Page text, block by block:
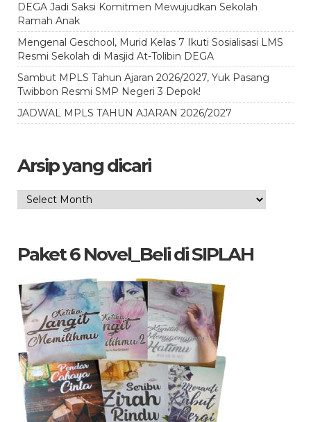
DEGA Jadi Saksi Komitmen Mewujudkan Sekolah
Ramah Anak
Mengenal Geschool, Murid Kelas 7 Ikuti Sosialisasi LMS
Resmi Sekolah di Masjid At-Tolibin DEGA
Sambut MPLS Tahun Ajaran 2026/2027, Yuk Pasang
Twibbon Resmi SMP Negeri 3 Depok!
JADWAL MPLS TAHUN AJARAN 2026/2027
Arsip yang dicari
Arsip
Paket 6 Novel_Beli di SIPLAH